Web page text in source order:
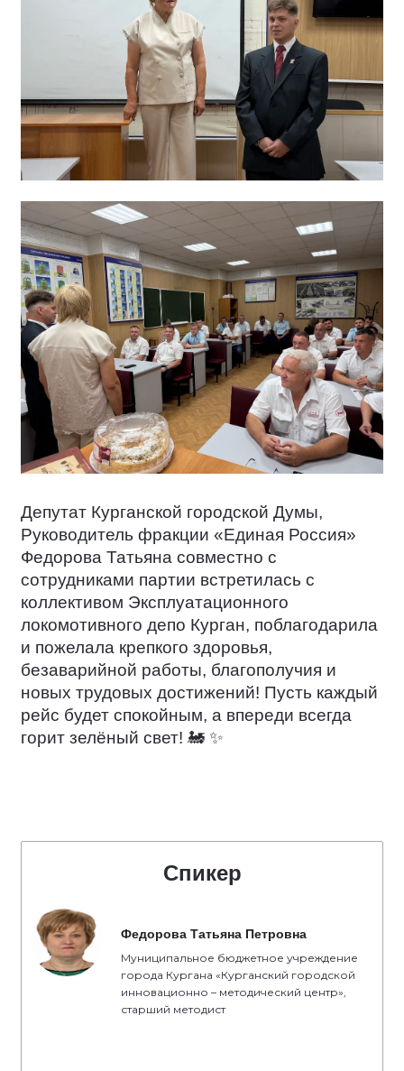
Депутат Курганской городской Думы,
Руководитель фракции «Единая Россия»
Федорова Татьяна совместно с
сотрудниками партии встретилась с
коллективом Эксплуатационного
локомотивного депо Курган, поблагодарила
и пожелала крепкого здоровья,
безаварийной работы, благополучия и
новых трудовых достижений! Пусть каждый
рейс будет спокойным, а впереди всегда
горит зелёный свет! 🚂 ✨
Спикер
Федорова Татьяна Петровна
Муниципальное бюджетное учреждение
города Кургана «Курганский городской
инновационно – методический центр»,
старший методист